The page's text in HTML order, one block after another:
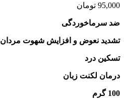
95,000 تومان
ضد سرماخوردگی
تشدید نعوض و افزایش شهوت مردان
تسکین درد
درمان لکنت زبان
100 گرم